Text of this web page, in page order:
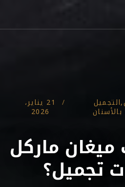
,التجميل
بالأسنان
/ 21 يناير،
2026
ماركل
تجميل؟